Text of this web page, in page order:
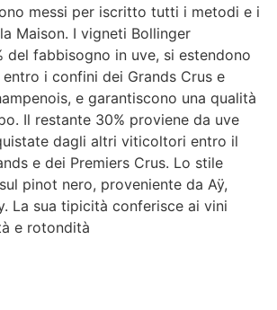
messi per iscritto tutti i metodi e i
Maison. I vigneti Bollinger
del fabbisogno in uve, si estendono
i confini dei Grands Crus e
e garantiscono una qualità
Il restante 30% proviene da uve
dagli altri viticoltori entro il
e dei Premiers Crus. Lo stile
pinot nero, proveniente da Aÿ,
La sua tipicità conferisce ai vini
e rotondità